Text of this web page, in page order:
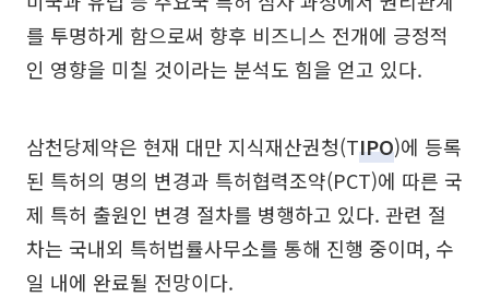
를 투명하게 함으로써 향후 비즈니스 전개에 긍정적
인 영향을 미칠 것이라는 분석도 힘을 얻고 있다.
삼천당제약은 현재 대만 지식재산권청(TIPO)에 등록
된 특허의 명의 변경과 특허협력조약(PCT)에 따른 국
제 특허 출원인 변경 절차를 병행하고 있다. 관련 절
차는 국내외 특허법률사무소를 통해 진행 중이며, 수
일 내에 완료될 전망이다.